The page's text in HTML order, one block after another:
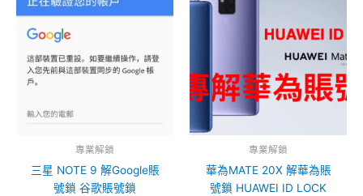
專業解鎖
三星 NOTE 9 解Google賬
號鎖 谷歌賬號鎖
專業解鎖
華為MATE 20X 解華為賬
號鎖 HUAWEI ID LOCK